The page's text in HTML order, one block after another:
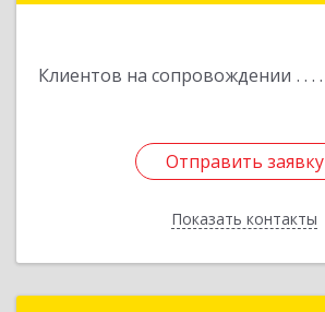
Клиентов на сопровождении
Отправить заявку
Показать контакты
Отправить заявку
Назад